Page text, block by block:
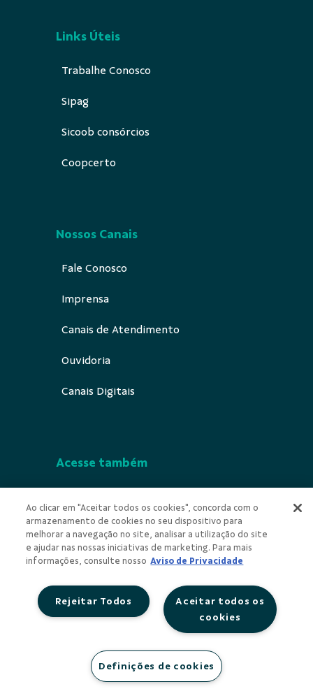
Links Úteis
Trabalhe Conosco
Sipag
Sicoob consórcios
Coopcerto
Nossos Canais
Fale Conosco
Imprensa
Canais de Atendimento
Ouvidoria
Canais Digitais
Acesse também
Indícios de Ilícitude
Privacidade
Ao clicar em "Aceitar todos os cookies", concorda com o
armazenamento de cookies no seu dispositivo para
melhorar a navegação no site, analisar a utilização do site
e ajudar nas nossas iniciativas de marketing. Para mais
informações, consulte nosso Aviso de Privacidade
Aceitar todos os
cookies
Rejeitar Todos
Definições de cookies